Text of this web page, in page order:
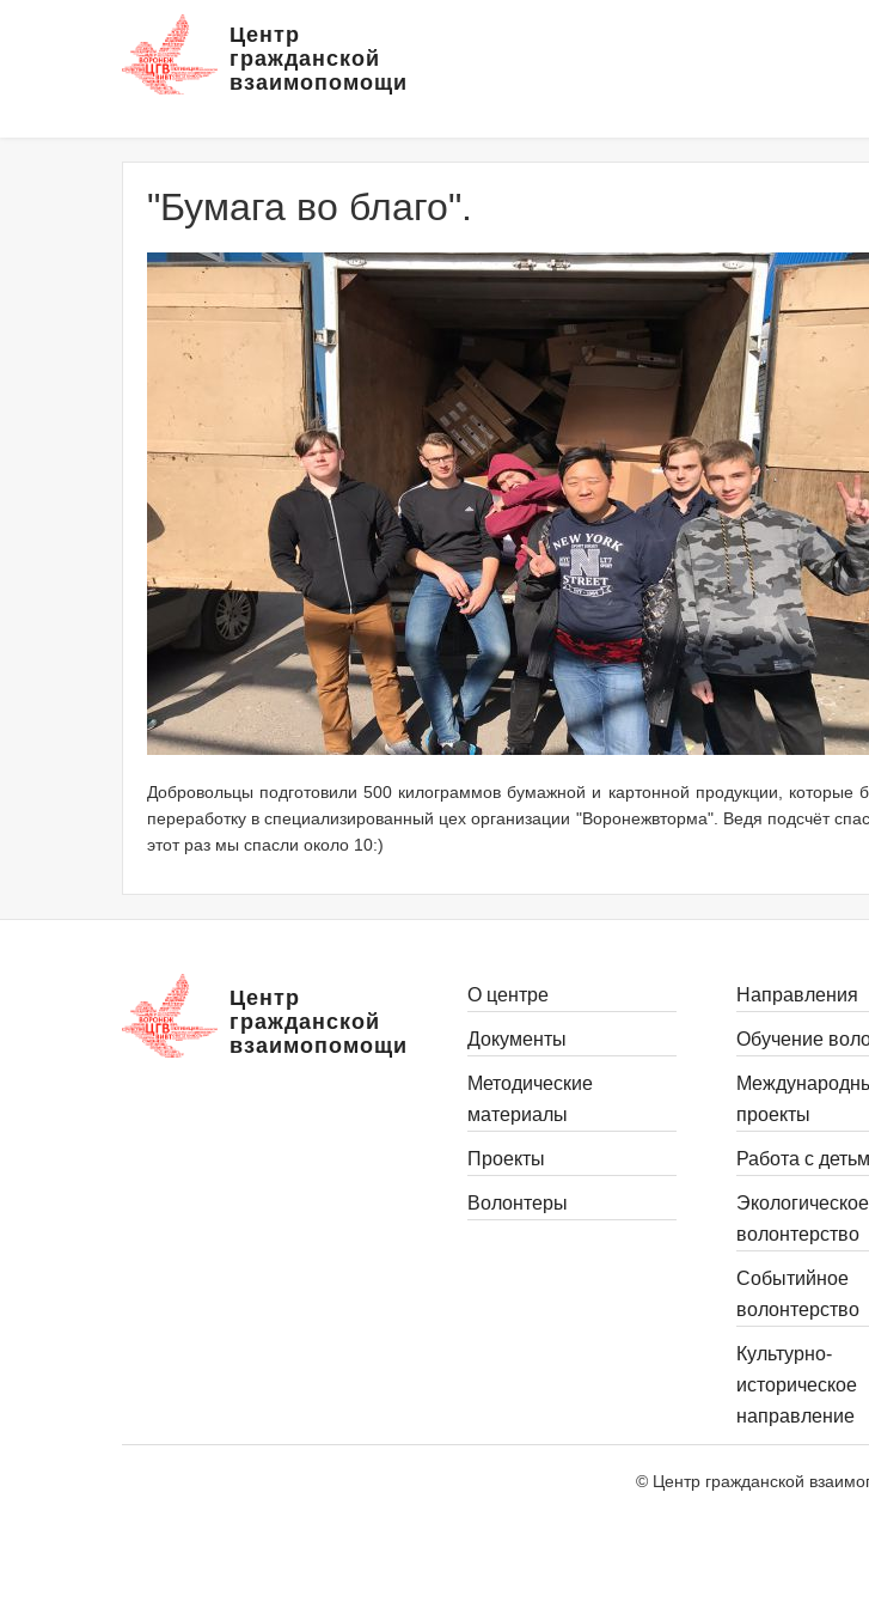
Центр
гражданской
взаимопомощи
"Бумага во благо".
Добровольцы подготовили 500 килограммов бумажной и картонной продукции, которые
переработку в специализированный цех организации "Воронежвторма". Ведя подсчёт
этот раз мы спасли около 10:)
Центр
гражданской
взаимопомощи
О центре
Документы
Методические
материалы
Проекты
Волонтеры
Направления
Обучение
проекты
Работа с
Экологическое
волонтерство
Событийное
волонтерство
Культурно-
историческое
направление
© Центр гражданской